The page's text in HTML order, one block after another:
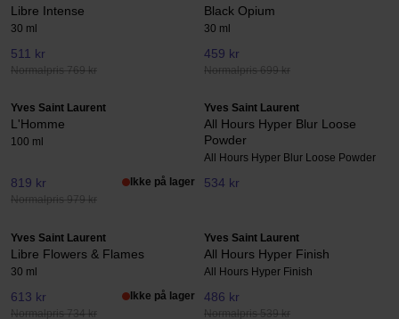
Libre Intense
30 ml
511 kr
Normalpris 769 kr
Black Opium
30 ml
459 kr
Normalpris 699 kr
Yves Saint Laurent
L'Homme
100 ml
819 kr
Normalpris 979 kr
Ikke på lager
Yves Saint Laurent
All Hours Hyper Blur Loose
Powder
All Hours Hyper Blur Loose Powder
534 kr
Yves Saint Laurent
Libre Flowers & Flames
30 ml
613 kr
Normalpris 734 kr
Ikke på lager
Yves Saint Laurent
All Hours Hyper Finish
All Hours Hyper Finish
486 kr
Normalpris 539 kr